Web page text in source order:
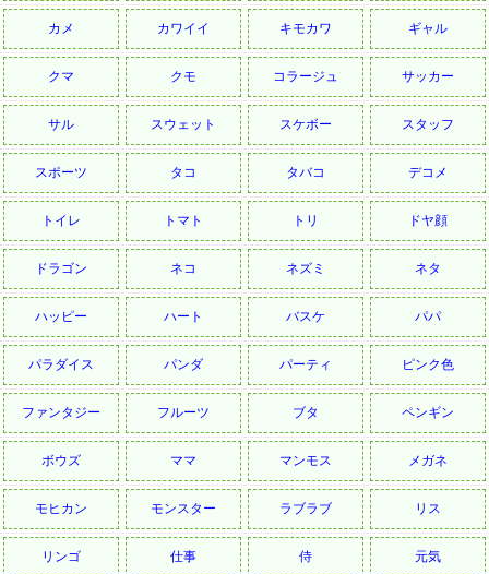
カメ カワイイ キモカワ ギャル
クマ クモ コラージュ サッカー
サル スウェット スケボー スタッフ
スポーツ タコ タバコ デコメ
トイレ トマト トリ ドヤ顔
ドラゴン ネコ ネズミ ネタ
ハッピー ハート バスケ パパ
パラダイス パンダ パーティ ピンク色
ファンタジー フルーツ ブタ ペンギン
ボウズ ママ マンモス メガネ
モヒカン モンスター ラブラブ リス
リンゴ 仕事 侍 元気